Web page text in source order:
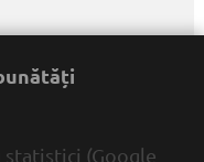
statistici (Google